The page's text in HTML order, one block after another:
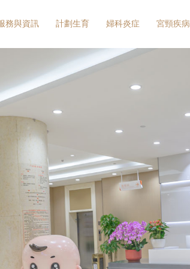
務與資訊 計劃生育 婦科炎症 宮頸疾病